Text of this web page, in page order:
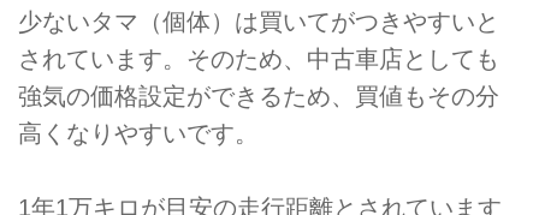
少ないタマ（個体）は買いてがつきやすいと
されています。そのため、中古車店としても
強気の価格設定ができるため、買値もその分
高くなりやすいです。
1年1万キロが目安の走行距離とされています